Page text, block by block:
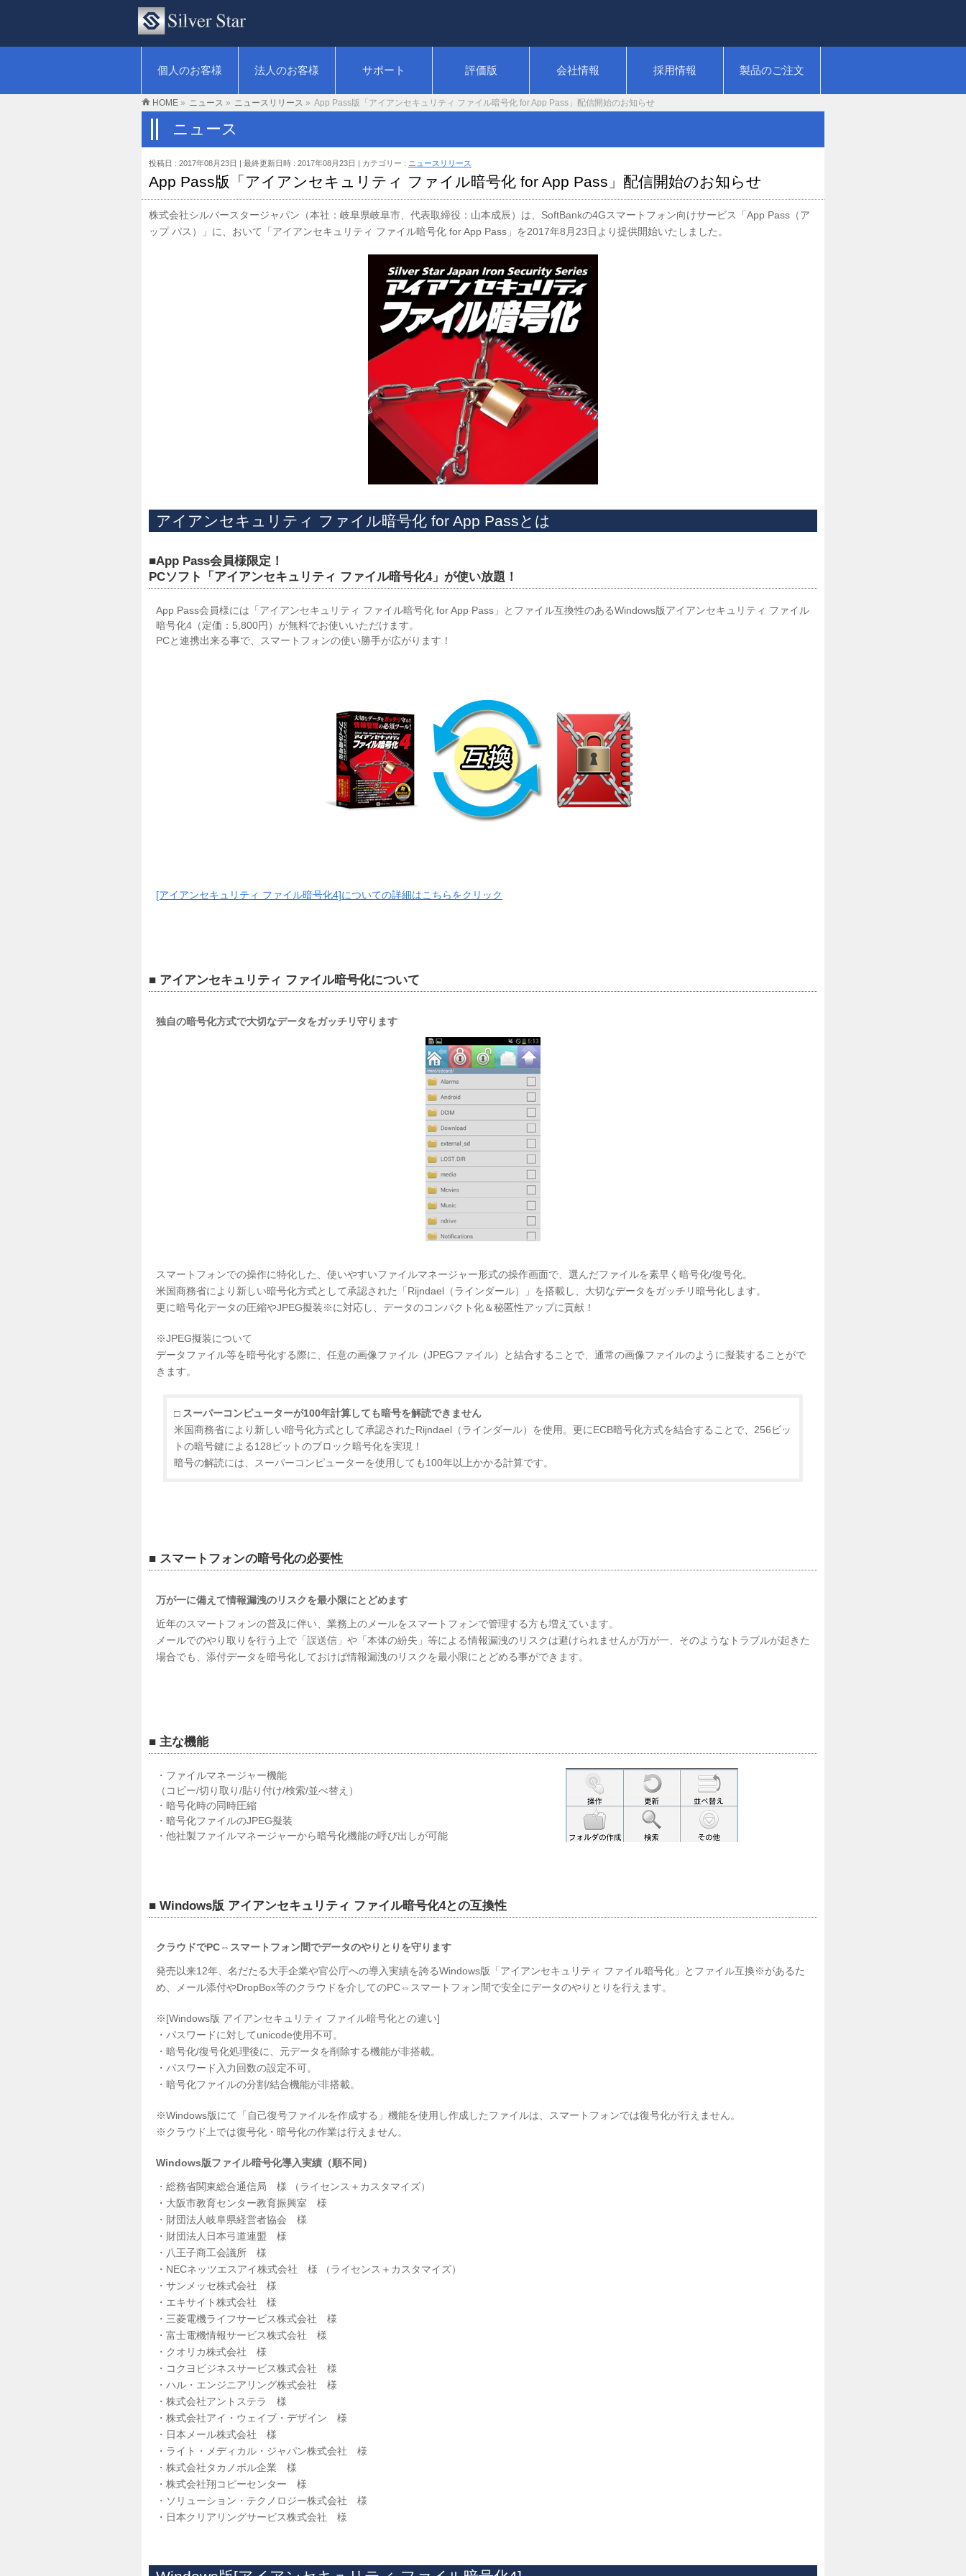
個人のお客様 法人のお客様 サポート 評価版 会社情報 採用情報 製品のご注文
HOME » ニュース » ニュースリリース » App Pass版「アイアンセキュリティ ファイル暗号化 for App Pass」配信開始のお知らせ
ニュース
投稿日 : 2017年08月23日 最終更新日時 : 2017年08月23日 カテゴリー : ニュースリリース
App Pass版「アイアンセキュリティ ファイル暗号化 for App Pass」配信開始のお知らせ
株式会社シルバースタージャパン（本社：岐阜県岐阜市、代表取締役：山本成辰）は、SoftBankの4Gスマートフォン向けサービス「App Pass（ア
ップ パス）」に、おいて「アイアンセキュリティ ファイル暗号化 for App Pass」を2017年8月23日より提供開始いたしました。
アイアンセキュリティ ファイル暗号化 for App Passとは
■App Pass会員様限定！
PCソフト「アイアンセキュリティ ファイル暗号化4」が使い放題！
App Pass会員様には「アイアンセキュリティ ファイル暗号化 for App Pass」とファイル互換性のあるWindows版アイアンセキュリティ ファイル
暗号化4（定価：5,800円）が無料でお使いいただけます。
PCと連携出来る事で、スマートフォンの使い勝手が広がります！
[アイアンセキュリティ ファイル暗号化4]についての詳細はこちらをクリック
■ アイアンセキュリティ ファイル暗号化について
独自の暗号化方式で大切なデータをガッチリ守ります
スマートフォンでの操作に特化した、使いやすいファイルマネージャー形式の操作画面で、選んだファイルを素早く暗号化/復号化。
米国商務省により新しい暗号化方式として承認された「Rijndael（ラインダール）」を搭載し、大切なデータをガッチリ暗号化します。
更に暗号化データの圧縮やJPEG擬装※に対応し、データのコンパクト化＆秘匿性アップに貢献！
※JPEG擬装について
データファイル等を暗号化する際に、任意の画像ファイル（JPEGファイル）と結合することで、通常の画像ファイルのように擬装することがで
きます。
□ スーパーコンピューターが100年計算しても暗号を解読できません
米国商務省により新しい暗号化方式として承認されたRijndael（ラインダール）を使用。更にECB暗号化方式を結合することで、256ビッ
トの暗号鍵による128ビットのブロック暗号化を実現！
暗号の解読には、スーパーコンピューターを使用しても100年以上かかる計算です。
■ スマートフォンの暗号化の必要性
万が一に備えて情報漏洩のリスクを最小限にとどめます
近年のスマートフォンの普及に伴い、業務上のメールをスマートフォンで管理する方も増えています。
メールでのやり取りを行う上で「誤送信」や「本体の紛失」等による情報漏洩のリスクは避けられませんが万が一、そのようなトラブルが起きた
場合でも、添付データを暗号化しておけば情報漏洩のリスクを最小限にとどめる事ができます。
■ 主な機能
・ファイルマネージャー機能
（コピー/切り取り/貼り付け/検索/並べ替え）
・暗号化時の同時圧縮
・暗号化ファイルのJPEG擬装
・他社製ファイルマネージャーから暗号化機能の呼び出しが可能
■ Windows版 アイアンセキュリティ ファイル暗号化4との互換性
クラウドでPC⇔スマートフォン間でデータのやりとりを守ります
発売以来12年、名だたる大手企業や官公庁への導入実績を誇るWindows版「アイアンセキュリティ ファイル暗号化」とファイル互換※があるた
め、メール添付やDropBox等のクラウドを介してのPC⇔スマートフォン間で安全にデータのやりとりを行えます。
※[Windows版 アイアンセキュリティ ファイル暗号化との違い]
・パスワードに対してunicode使用不可。
・暗号化/復号化処理後に、元データを削除する機能が非搭載。
・パスワード入力回数の設定不可。
・暗号化ファイルの分割/結合機能が非搭載。
※Windows版にて「自己復号ファイルを作成する」機能を使用し作成したファイルは、スマートフォンでは復号化が行えません。
※クラウド上では復号化・暗号化の作業は行えません。
Windows版ファイル暗号化導入実績（順不同）
・総務省関東総合通信局 様 （ライセンス＋カスタマイズ）
・大阪市教育センター教育振興室 様
・財団法人岐阜県経営者協会 様
・財団法人日本弓道連盟 様
・八王子商工会議所 様
・NECネッツエスアイ株式会社 様 （ライセンス＋カスタマイズ）
・サンメッセ株式会社 様
・エキサイト株式会社 様
・三菱電機ライフサービス株式会社 様
・富士電機情報サービス株式会社 様
・クオリカ株式会社 様
・コクヨビジネスサービス株式会社 様
・ハル・エンジニアリング株式会社 様
・株式会社アントステラ 様
・株式会社アイ・ウェイブ・デザイン 様
・日本メール株式会社 様
・ライト・メディカル・ジャパン株式会社 様
・株式会社タカノボル企業 様
・株式会社翔コピーセンター 様
・ソリューション・テクノロジー株式会社 様
・日本クリアリングサービス株式会社 様